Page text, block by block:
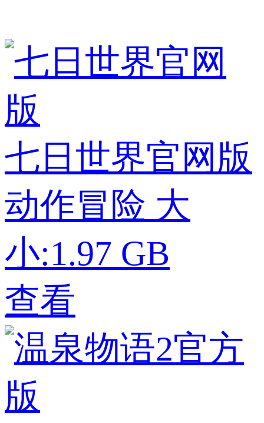
七日世界官网版
动作冒险 大
小:1.97 GB
查看